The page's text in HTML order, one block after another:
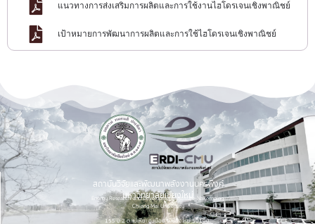
แนวทางการส่งเสริมการผลิตและการใช้งานไฮโดรเจนเชิงพาณิชย์
เป้าหมายการพัฒนาการผลิตและการใช้ไฮโดรเจนเชิงพาณิชย์
สถาบันวิจัยและพัฒนาพลังงานนครพิงค์
มหาวิทยาลัยเชียงใหม่
Energy Research and Development Institute-Nakornping,
Chiang Mai University
155 ม.2 ต.แม่เหียะ อ.เมือง จ.เชียงใหม่ 50100.